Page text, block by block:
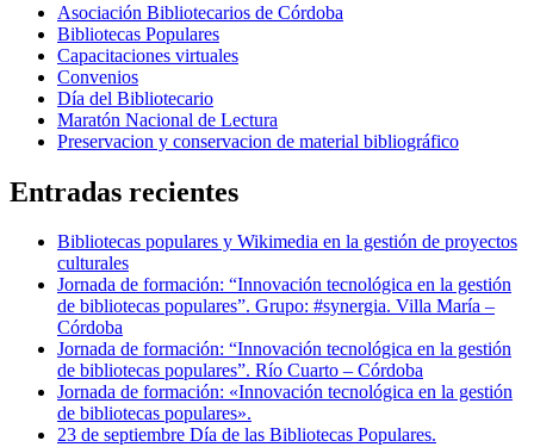
Asociación Bibliotecarios de Córdoba
Bibliotecas Populares
Capacitaciones virtuales
Convenios
Día del Bibliotecario
Maratón Nacional de Lectura
Preservacion y conservacion de material bibliográfico
Entradas recientes
Bibliotecas populares y Wikimedia en la gestión de proyectos
culturales
Jornada de formación: “Innovación tecnológica en la gestión
de bibliotecas populares”. Grupo: #synergia. Villa María –
Córdoba
Jornada de formación: “Innovación tecnológica en la gestión
de bibliotecas populares”. Río Cuarto – Córdoba
Jornada de formación: «Innovación tecnológica en la gestión
de bibliotecas populares».
23 de septiembre Día de las Bibliotecas Populares.